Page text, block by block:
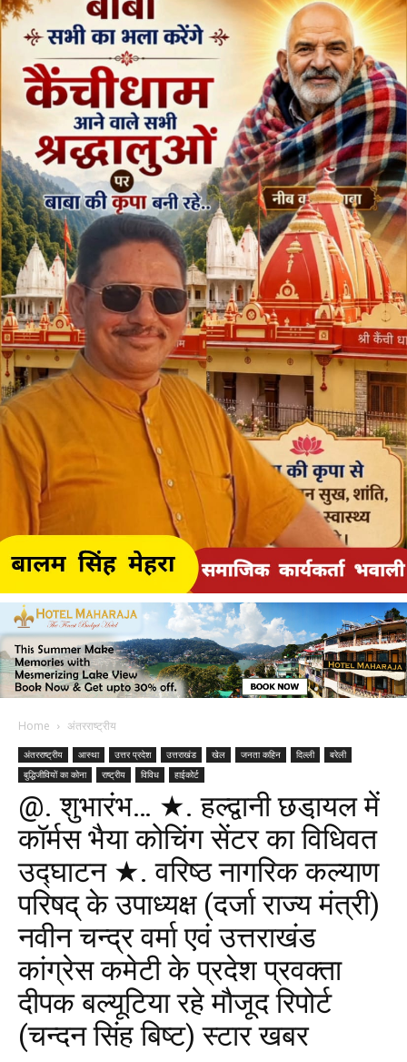
Home अंतरराष्ट्रीय
अंतरराष्ट्रीय आस्था उत्तर प्रदेश उत्तराखंड खेल जनता कहिन दिल्ली
बरेली
बुद्धिजीवियों का कोना
राष्ट्रीय विविध हाईकोर्ट
@. शुभारंभ… ★. हल्द्वानी छडा़यल में
कॉर्मस भैया कोचिंग सेंटर का विधिवत
उद्घाटन ★. वरिष्ठ नागरिक कल्याण
परिषद् के उपाध्यक्ष (दर्जा राज्य मंत्री)
नवीन चन्द्र वर्मा एवं उत्तराखंड
कांग्रेस कमेटी के प्रदेश प्रवक्ता
दीपक बल्यूटिया रहे मौजूद रिपोर्ट
(चन्दन सिंह बिष्ट) स्टार खबर